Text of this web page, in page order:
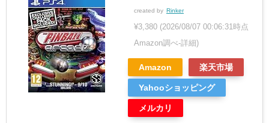
created by Rinker
¥3,380 (2026/08/07 00:06:31時点
Amazon調べ-詳細)
Amazon 楽天市場
Yahooショッピング
メルカリ